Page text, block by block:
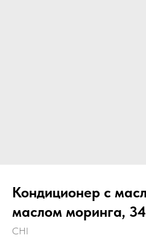
Кондиционер с
маслом моринга,
CHI